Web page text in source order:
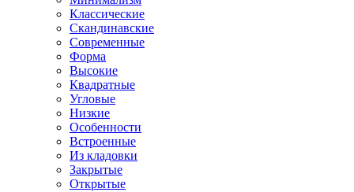
Классические
Скандинавские
Современные
Форма
Высокие
Квадратные
Угловые
Низкие
Особенности
Встроенные
Из кладовки
Закрытые
Открытые